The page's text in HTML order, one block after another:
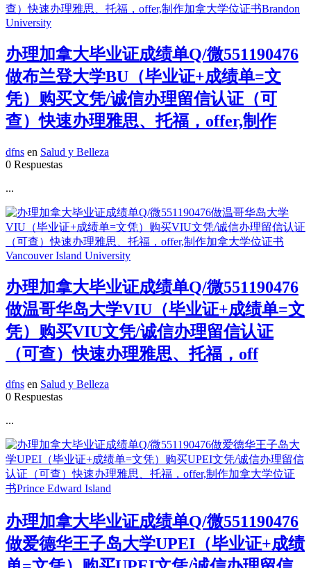
办理加拿大毕业证成绩单Q/微551190476
做布兰登大学BU（毕业证+成绩单=文
凭）购买文凭/诚信办理留信认证（可
查）快速办理雅思、托福，offer,制作
dfns en Salud y Belleza
0 Respuestas
...
办理加拿大毕业证成绩单Q/微551190476
做温哥华岛大学VIU（毕业证+成绩单=文
凭）购买VIU文凭/诚信办理留信认证
（可查）快速办理雅思、托福，off
dfns en Salud y Belleza
0 Respuestas
...
办理加拿大毕业证成绩单Q/微551190476
做爱德华王子岛大学UPEI（毕业证+成绩